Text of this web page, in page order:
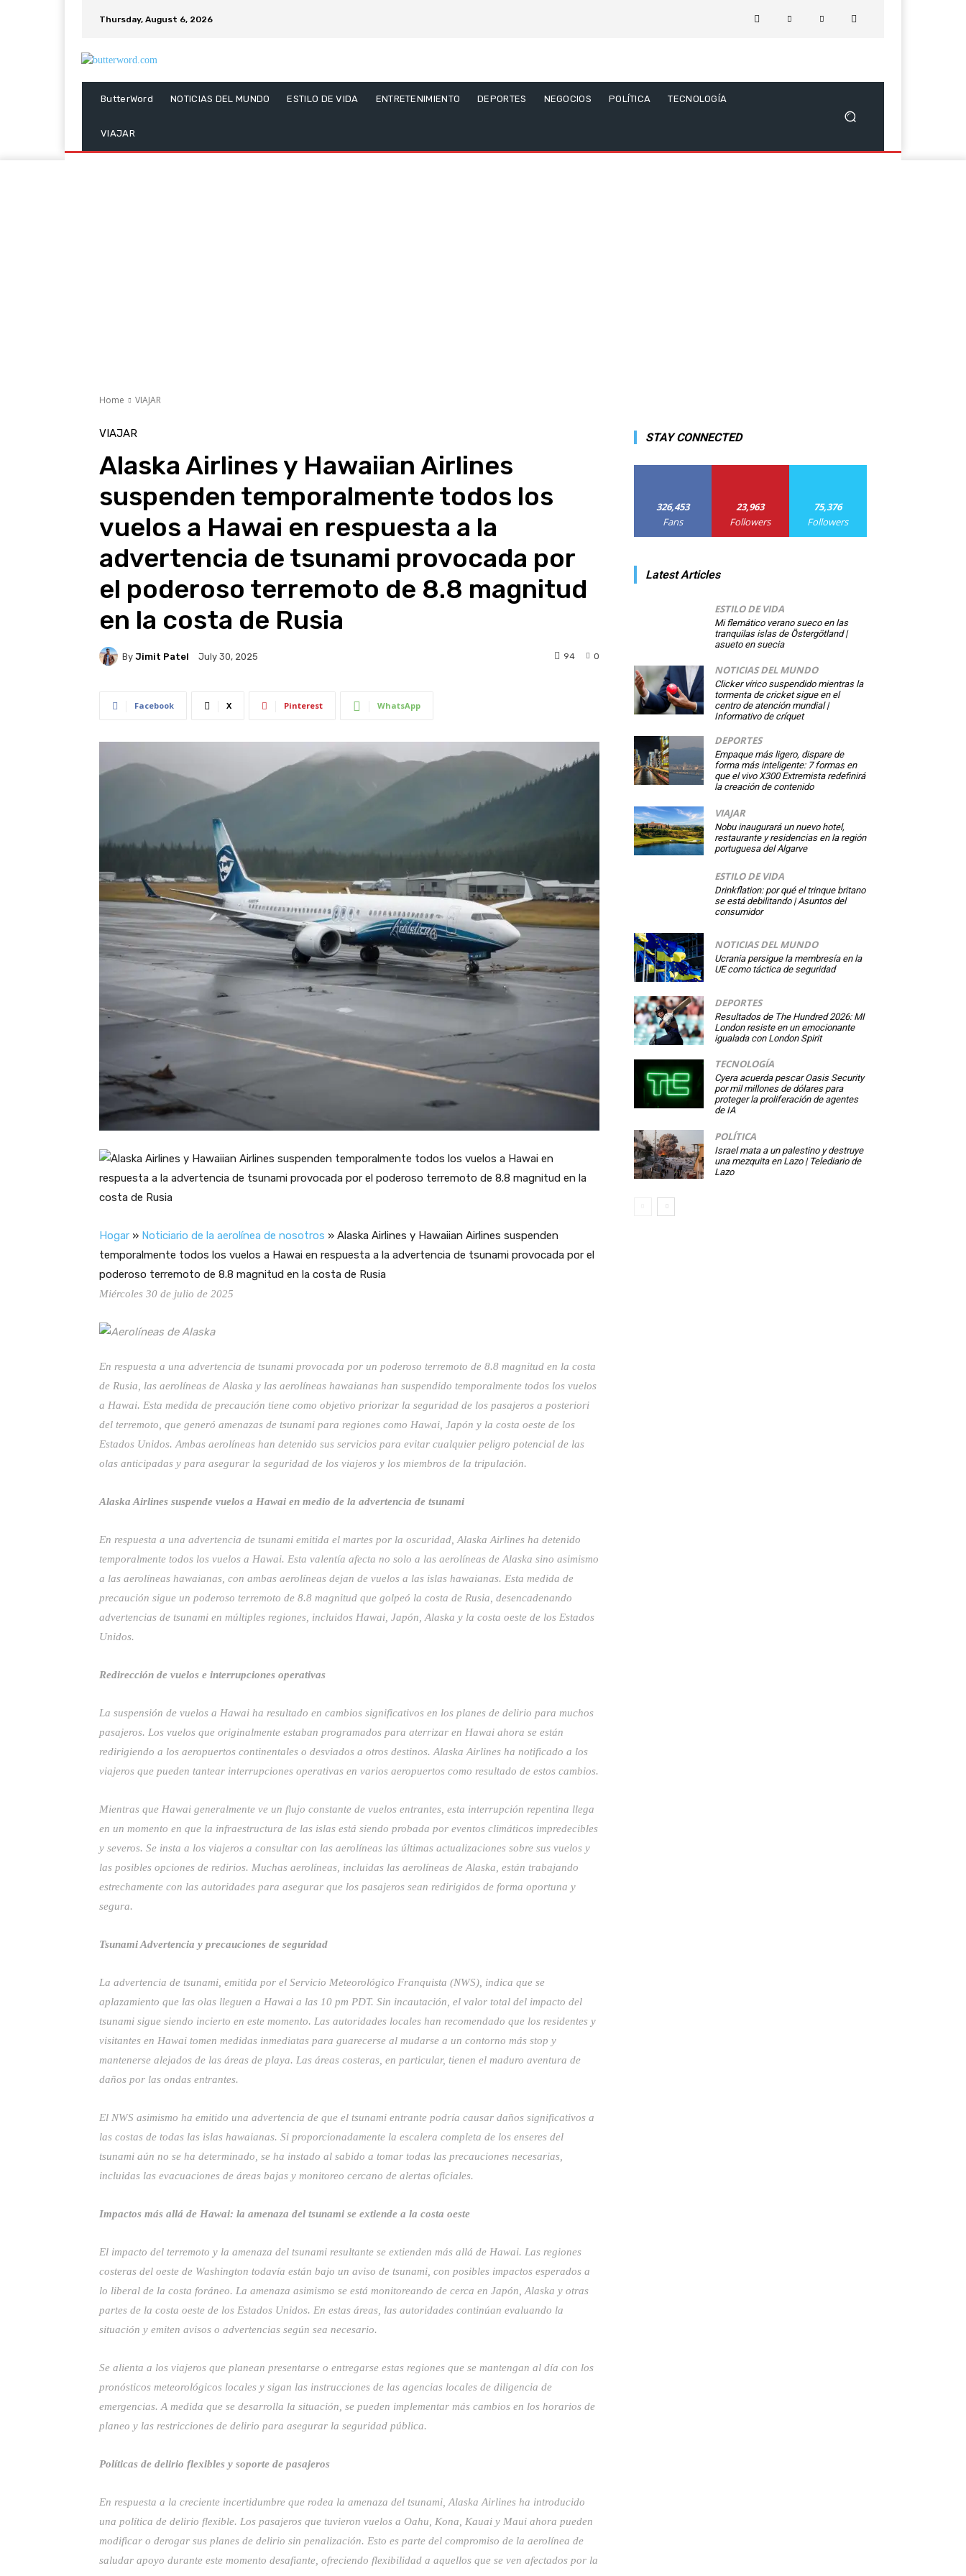
Thursday, August 6, 2026
ButterWord NOTICIAS DEL MUNDO ESTILO DE VIDA ENTRETENIMIENTO DEPORTES NEGOCIOS POLÍTICA TECNOLOGÍA
VIAJAR
Home VIAJAR
VIAJAR
Alaska Airlines y Hawaiian Airlines
suspenden temporalmente todos los
vuelos a Hawai en respuesta a la
advertencia de tsunami provocada por
el poderoso terremoto de 8.8 magnitud
en la costa de Rusia
By Jimit Patel July 30, 2025 0
94
Facebook X Pinterest WhatsApp
Hogar » Noticiario de la aerolínea de nosotros » Alaska Airlines y Hawaiian Airlines suspenden
temporalmente todos los vuelos a Hawai en respuesta a la advertencia de tsunami provocada por el
poderoso terremoto de 8.8 magnitud en la costa de Rusia
Miércoles 30 de julio de 2025
En respuesta a una advertencia de tsunami provocada por un poderoso terremoto de 8.8 magnitud en la costa
de Rusia, las aerolíneas de Alaska y las aerolíneas hawaianas han suspendido temporalmente todos los vuelos
a Hawai. Esta medida de precaución tiene como objetivo priorizar la seguridad de los pasajeros a posteriori
del terremoto, que generó amenazas de tsunami para regiones como Hawai, Japón y la costa oeste de los
Estados Unidos. Ambas aerolíneas han detenido sus servicios para evitar cualquier peligro potencial de las
olas anticipadas y para asegurar la seguridad de los viajeros y los miembros de la tripulación.
Alaska Airlines suspende vuelos a Hawai en medio de la advertencia de tsunami
En respuesta a una advertencia de tsunami emitida el martes por la oscuridad, Alaska Airlines ha detenido
temporalmente todos los vuelos a Hawai. Esta valentía afecta no solo a las aerolíneas de Alaska sino asimismo
a las aerolíneas hawaianas, con ambas aerolíneas dejan de vuelos a las islas hawaianas. Esta medida de
precaución sigue un poderoso terremoto de 8.8 magnitud que golpeó la costa de Rusia, desencadenando
advertencias de tsunami en múltiples regiones, incluidos Hawai, Japón, Alaska y la costa oeste de los Estados
Unidos.
Redirección de vuelos e interrupciones operativas
La suspensión de vuelos a Hawai ha resultado en cambios significativos en los planes de delirio para muchos
pasajeros. Los vuelos que originalmente estaban programados para aterrizar en Hawai ahora se están
redirigiendo a los aeropuertos continentales o desviados a otros destinos. Alaska Airlines ha notificado a los
viajeros que pueden tantear interrupciones operativas en varios aeropuertos como resultado de estos cambios.
Mientras que Hawai generalmente ve un flujo constante de vuelos entrantes, esta interrupción repentina llega
en un momento en que la infraestructura de las islas está siendo probada por eventos climáticos impredecibles
y severos. Se insta a los viajeros a consultar con las aerolíneas las últimas actualizaciones sobre sus vuelos y
las posibles opciones de redirios. Muchas aerolíneas, incluidas las aerolíneas de Alaska, están trabajando
estrechamente con las autoridades para asegurar que los pasajeros sean redirigidos de forma oportuna y
segura.
Tsunami Advertencia y precauciones de seguridad
La advertencia de tsunami, emitida por el Servicio Meteorológico Franquista (NWS), indica que se
aplazamiento que las olas lleguen a Hawai a las 10 pm PDT. Sin incautación, el valor total del impacto del
tsunami sigue siendo incierto en este momento. Las autoridades locales han recomendado que los residentes y
visitantes en Hawai tomen medidas inmediatas para guarecerse al mudarse a un contorno más stop y
mantenerse alejados de las áreas de playa. Las áreas costeras, en particular, tienen el maduro aventura de
daños por las ondas entrantes.
El NWS asimismo ha emitido una advertencia de que el tsunami entrante podría causar daños significativos a
las costas de todas las islas hawaianas. Si proporcionadamente la escalera completa de los enseres del
tsunami aún no se ha determinado, se ha instado al sabido a tomar todas las precauciones necesarias,
incluidas las evacuaciones de áreas bajas y monitoreo cercano de alertas oficiales.
Impactos más allá de Hawai: la amenaza del tsunami se extiende a la costa oeste
El impacto del terremoto y la amenaza del tsunami resultante se extienden más allá de Hawai. Las regiones
costeras del oeste de Washington todavía están bajo un aviso de tsunami, con posibles impactos esperados a
lo liberal de la costa foráneo. La amenaza asimismo se está monitoreando de cerca en Japón, Alaska y otras
partes de la costa oeste de los Estados Unidos. En estas áreas, las autoridades continúan evaluando la
situación y emiten avisos o advertencias según sea necesario.
Se alienta a los viajeros que planean presentarse o entregarse estas regiones que se mantengan al día con los
pronósticos meteorológicos locales y sigan las instrucciones de las agencias locales de diligencia de
emergencias. A medida que se desarrolla la situación, se pueden implementar más cambios en los horarios de
planeo y las restricciones de delirio para asegurar la seguridad pública.
Políticas de delirio flexibles y soporte de pasajeros
En respuesta a la creciente incertidumbre que rodea la amenaza del tsunami, Alaska Airlines ha introducido
una política de delirio flexible. Los pasajeros que tuvieron vuelos a Oahu, Kona, Kauai y Maui ahora pueden
modificar o derogar sus planes de delirio sin penalización. Esto es parte del compromiso de la aerolínea de
saludar apoyo durante este momento desafiante, ofreciendo flexibilidad a aquellos que se ven afectados por la
STAY CONNECTED
326,453
Fans
23,963
Followers
75,376
Followers
Latest Articles
ESTILO DE VIDA
Mi flemático verano sueco en las
tranquilas islas de Östergötland |
asueto en suecia
NOTICIAS DEL MUNDO
Clicker vírico suspendido mientras la
tormenta de cricket sigue en el
centro de atención mundial |
Informativo de críquet
DEPORTES
Empaque más ligero, dispare de
forma más inteligente: 7 formas en
que el vivo X300 Extremista redefinirá
la creación de contenido
VIAJAR
Nobu inaugurará un nuevo hotel,
restaurante y residencias en la región
portuguesa del Algarve
ESTILO DE VIDA
Drinkflation: por qué el trinque britano
se está debilitando | Asuntos del
consumidor
NOTICIAS DEL MUNDO
Ucrania persigue la membresía en la
UE como táctica de seguridad
DEPORTES
Resultados de The Hundred 2026: MI
London resiste en un emocionante
igualada con London Spirit
TECNOLOGÍA
Cyera acuerda pescar Oasis Security
por mil millones de dólares para
proteger la proliferación de agentes
de IA
POLÍTICA
Israel mata a un palestino y destruye
una mezquita en Lazo | Telediario de
Lazo